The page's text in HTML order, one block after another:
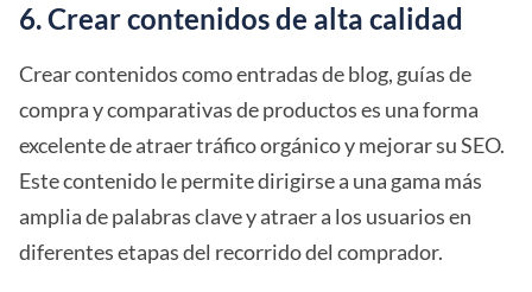
6. Crear contenidos de alta calidad
Crear contenidos como entradas de blog, guías de
compra y comparativas de productos es una forma
excelente de atraer tráfico orgánico y mejorar su SEO.
Este contenido le permite dirigirse a una gama más
amplia de palabras clave y atraer a los usuarios en
diferentes etapas del recorrido del comprador.